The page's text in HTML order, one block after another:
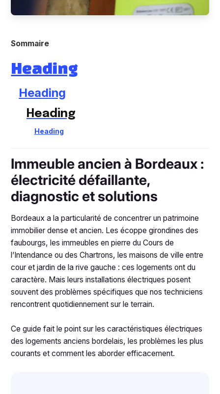
Sommaire
Heading
Heading
Heading
Heading
Immeuble ancien à Bordeaux :
électricité défaillante,
diagnostic et solutions
Bordeaux a la particularité de concentrer un patrimoine
immobilier dense et ancien. Les écoppe girondines des
faubourgs, les immeubles en pierre du Cours de
l’Intendance ou des Chartrons, les maisons de ville entre
cour et jardin de la rive gauche : ces logements ont du
caractère. Mais leurs installations électriques posent
souvent des problèmes spécifiques que nos techniciens
rencontrent quotidiennement sur le terrain.
Ce guide fait le point sur les caractéristiques électriques
des logements anciens bordelais, les problèmes les plus
courants et comment les aborder efficacement.